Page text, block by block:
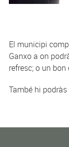
El municipi
Ganxo a on
refresc; o un
També hi